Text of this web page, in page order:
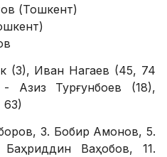
(Тошкент)
(3), Иван Нагаев (45, 74
- Азиз Турғунбоев (18),
63)
3. Бобир Амонов, 5.
Ваҳобов, 11.